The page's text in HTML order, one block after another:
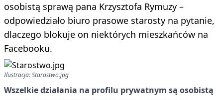
osobistą sprawą pana Krzysztofa Rymuzy –
odpowiedziało biuro prasowe starosty na pytanie,
dlaczego blokuje on niektórych mieszkańców na
Facebooku.
Ilustracja: Starostwo.jpg
Wszelkie działania na profilu prywatnym są osobistą